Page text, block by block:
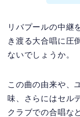
リバプールの中継
き渡る大合唱に圧
ないでしょうか。
この曲の由来や、
味、さらにはセル
クラブでの合唱な